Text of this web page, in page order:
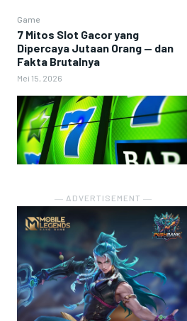
Game
7 Mitos Slot Gacor yang
Dipercaya Jutaan Orang — dan
Fakta Brutalnya
Mei 15, 2026
― ADVERTISEMENT ―